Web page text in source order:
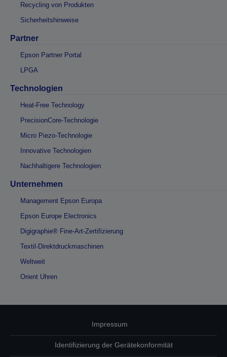
Recycling von Produkten
Sicherheitshinweise
Partner
Epson Partner Portal
LPGA
Technologien
Heat-Free Technology
PrecisionCore-Technologie
Micro Piezo-Technologie
Innovative Technologien
Nachhaltigere Technologien
Unternehmen
Management Epson Europa
Epson Europe Electronics
Digigraphie® Fine-Art-Zertifizierung
Textil-Direktdruckmaschinen
Weltweit
Orient Uhren
Impressum
Identifizierung der Gerätekonformität